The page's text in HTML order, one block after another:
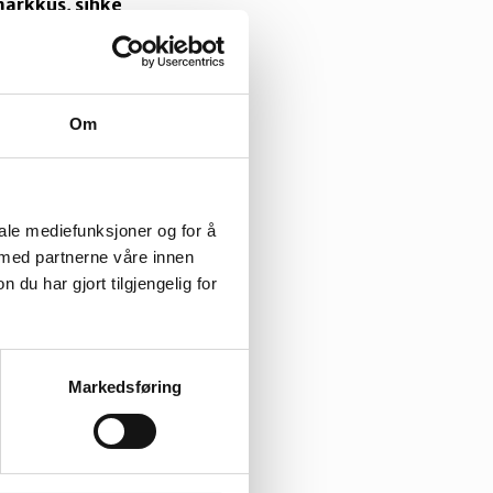
Om
mediefunksjoner og for å
partnerne våre innen
du har gjort tilgjengelig for
Markedsføring
sihke
lea hui ollu
konsešuvnnaid
plánat mat ovdal
ollu
fievrrideami,